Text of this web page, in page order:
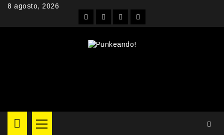
Skip8 agosto, 2026
FacebookInstagram
YouTubeTwitter
Primary